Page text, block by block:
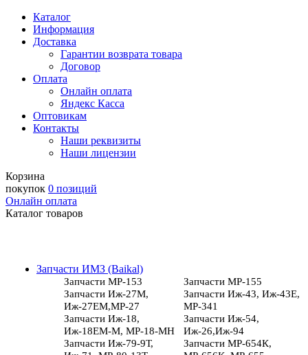
Каталог
Информация
Доставка
Гарантии возврата товара
Договор
Оплата
Онлайн оплата
Яндекс Касса
Оптовикам
Контакты
Наши реквизиты
Наши лицензии
Корзина
покупок 0 позиций
Онлайн оплата
Каталог товаров
Запчасти ИМЗ (Baikal)
Запчасти МР-153
Запчасти МР-155
Запчасти Иж-27М,
Иж-27ЕМ,МР-27
Запчасти Иж-43, Иж-43Е,
МР-341
Запчасти Иж-18,
Иж-18ЕМ-М, МР-18-МН
Запчасти Иж-54,
Иж-26,Иж-94
Запчасти Иж-79-9Т,
Запчасти МР-654К,